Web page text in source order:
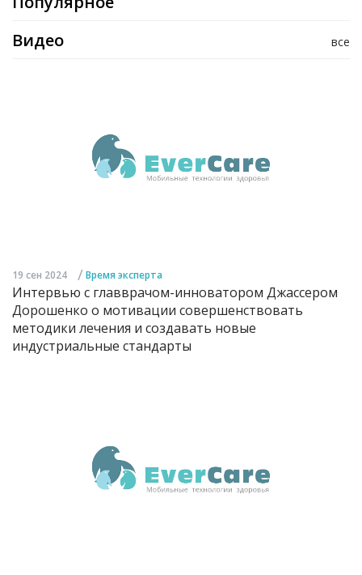
все
Видео
19 сен 2024 / Время эксперта
Интервью с главврачом-инноватором Джассером
Дорошенко о мотивации совершенствовать
методики лечения и создавать новые
индустриальные стандарты